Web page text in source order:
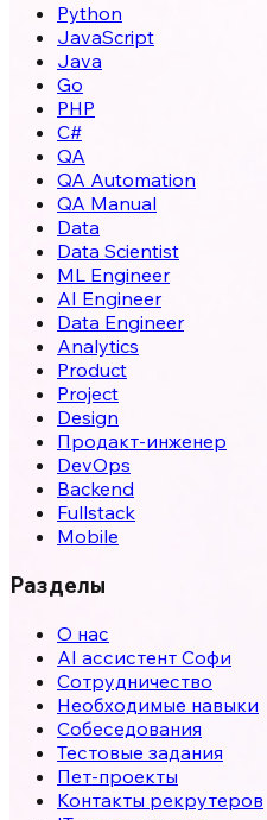
Python
JavaScript
Java
Go
PHP
C#
QA
QA Automation
QA Manual
Data
Data Scientist
ML Engineer
AI Engineer
Data Engineer
Analytics
Product
Project
Design
Продакт-инженер
DevOps
Backend
Fullstack
Mobile
Разделы
О нас
AI ассистент Софи
Сотрудничество
Необходимые навыки
Собеседования
Тестовые задания
Пет-проекты
Контакты рекрутеров